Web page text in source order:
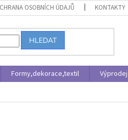
OSOBNÍCH ÚDAJŮ KONTAKTY
HLEDAT
Formy,dekorace,textil Výprodej